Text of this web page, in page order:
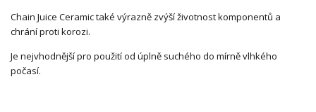
Chain Juice Ceramic také výrazně zvýší životnost komponentů a
chrání proti korozi.
Je nejvhodnější pro použití od úplně suchého do mírně vlhkého
počasí.